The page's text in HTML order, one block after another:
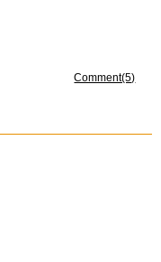
Comment(5)